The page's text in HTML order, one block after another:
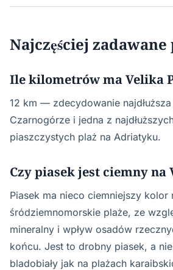
Najczęściej
Ile kilometrów ma Velika
12 km — zdecydowanie
Czarnogórze i jedna z
piaszczystych plaż na Adriatyku.
Czy piasek jest ciemny na
Piasek ma nieco ciemniejszy kolor
śródziemnomorskie plaże, ze
mineralny i wpływ osadów
końcu. Jest to drobny piasek, a
bladobiały jak na plażach